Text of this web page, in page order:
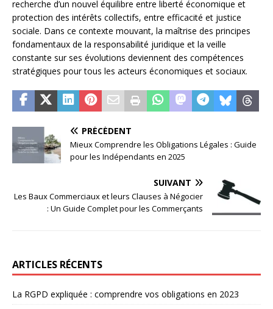
recherche d’un nouvel équilibre entre liberté économique et
protection des intérêts collectifs, entre efficacité et justice
sociale. Dans ce contexte mouvant, la maîtrise des principes
fondamentaux de la responsabilité juridique et la veille
constante sur ses évolutions deviennent des compétences
stratégiques pour tous les acteurs économiques et sociaux.
PRÉCÉDENT
Mieux Comprendre les Obligations Légales : Guide
pour les Indépendants en 2025
SUIVANT
Les Baux Commerciaux et leurs Clauses à Négocier
: Un Guide Complet pour les Commerçants
ARTICLES RÉCENTS
La RGPD expliquée : comprendre vos obligations en 2023